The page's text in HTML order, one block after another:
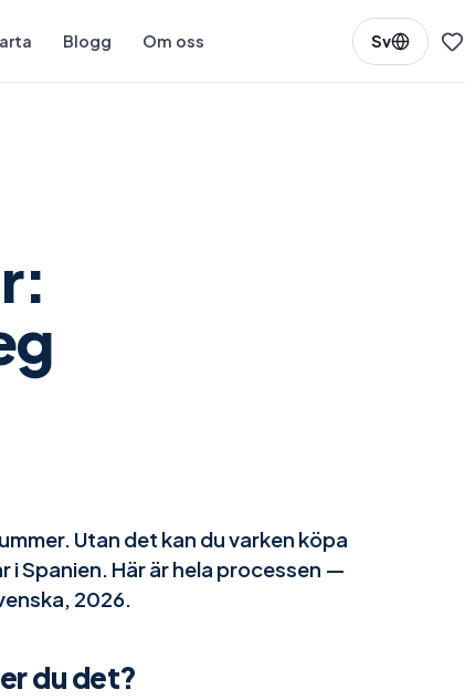
Blogg Om oss Sv
Utan det kan du varken köpa
Spanien. Här är hela processen —
2026.
du det?